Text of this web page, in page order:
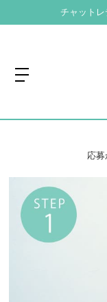
チャット
応